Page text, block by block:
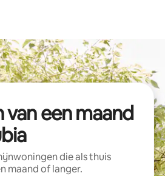
een maand
die als thuis
maand of langer.